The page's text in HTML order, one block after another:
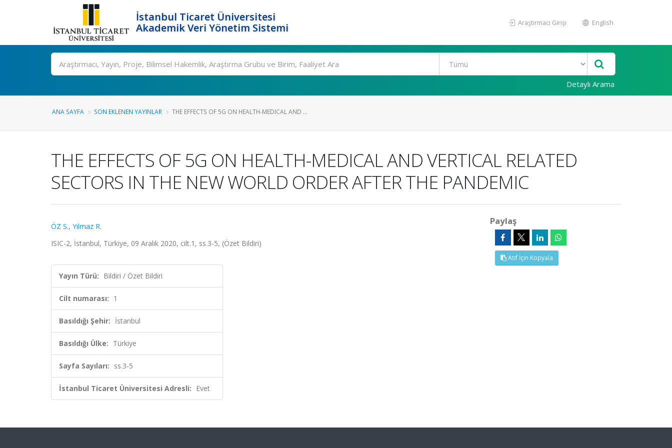
İstanbul Ticaret Üniversitesi
Akademik Veri Yönetim Sistemi
Araştırmacı Girişi English
Ara
Detaylı Arama
ANA SAYFA SON EKLENEN YAYINLAR THE EFFECTS OF 5G ON HEALTH-MEDICAL AND ...
THE EFFECTS OF 5G ON HEALTH-MEDICAL AND VERTICAL RELATED
SECTORS IN THE NEW WORLD ORDER AFTER THE PANDEMIC
ÖZ S., Yılmaz R.
ISIC-2, İstanbul, Türkiye, 09 Aralık 2020, cilt.1, ss.3-5, (Özet Bildiri)
Yayın Türü: Bildiri / Özet Bildiri
Cilt numarası: 1
Basıldığı Şehir: İstanbul
Basıldığı Ülke: Türkiye
Sayfa Sayıları: ss.3-5
İstanbul Ticaret Üniversitesi Adresli: Evet
Paylaş
Atıf İçin Kopyala